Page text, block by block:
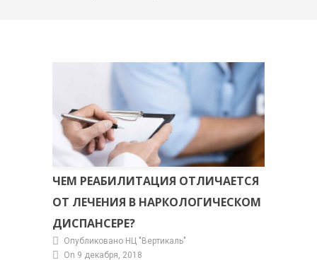
ЧЕМ РЕАБИЛИТАЦИЯ ОТЛИЧАЕТСЯ
ОТ ЛЕЧЕНИЯ В НАРКОЛОГИЧЕСКОМ
ДИСПАНСЕРЕ?
Опубликовано НЦ "Вертикаль"
On 9 декабря, 2018